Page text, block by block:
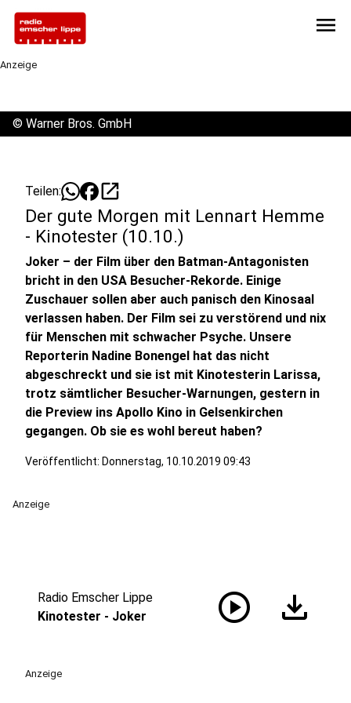
menu
Anzeige
© Warner Bros. GmbH
Teilen: open_in_new
Der gute Morgen mit Lennart Hemme
- Kinotester (10.10.)
Joker – der Film über den Batman-Antagonisten
bricht in den USA Besucher-Rekorde. Einige
Zuschauer sollen aber auch panisch den Kinosaal
verlassen haben. Der Film sei zu verstörend und nix
für Menschen mit schwacher Psyche. Unsere
Reporterin Nadine Bonengel hat das nicht
abgeschreckt und sie ist mit Kinotesterin Larissa,
trotz sämtlicher Besucher-Warnungen, gestern in
die Preview ins Apollo Kino in Gelsenkirchen
gegangen. Ob sie es wohl bereut haben?
Veröffentlicht: Donnerstag, 10.10.2019 09:43
Anzeige
Radio Emscher Lippe
Kinotester - Joker
play_circle download
Anzeige